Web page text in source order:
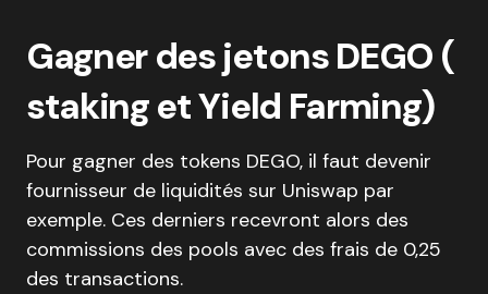
Gagner des jetons DEGO (
staking et Yield Farming)
Pour gagner des tokens DEGO, il faut devenir
fournisseur de liquidités sur Uniswap par
exemple. Ces derniers recevront alors des
commissions des pools avec des frais de 0,25
des transactions.